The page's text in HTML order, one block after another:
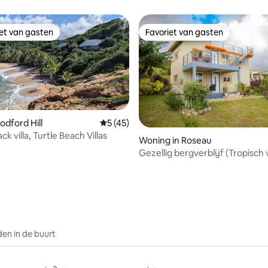
van 5 uit 5, 48 recensies
van gasten
van gasten
Hill Gemiddelde beoordeling van 5 uit 5, 45
5 (45)
villa, Turtle Beach Villas
Favoriet van gasten
Favoriet van gasten
Woning in Roseau
Gezellig bergverblijf (Tropisch
in de buurt